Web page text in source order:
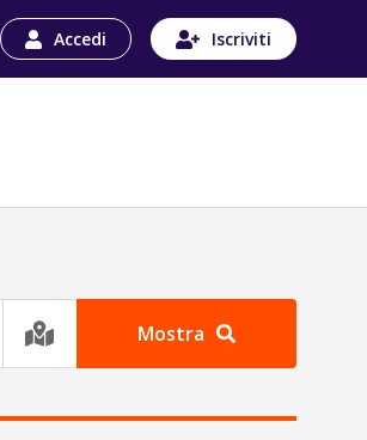
Accedi Iscriviti
Mostra